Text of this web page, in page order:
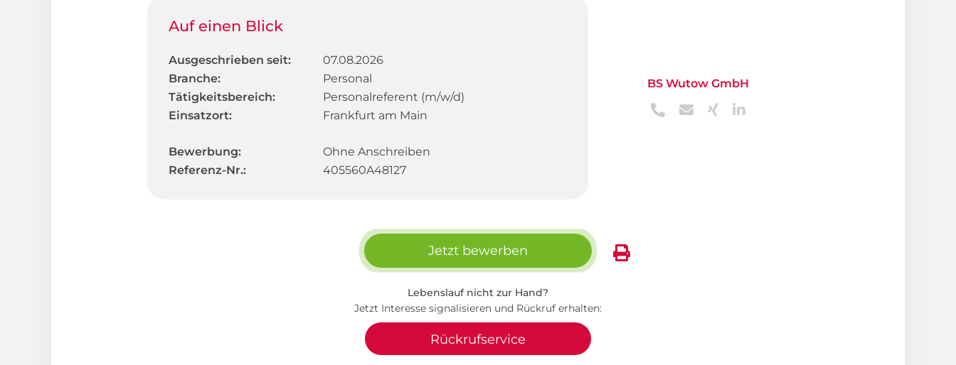
Auf einen Blick
Ausgeschrieben seit:
07.08.2026
Branche:
Personal
Tätigkeitsbereich:
Personalreferent (m/w/d)
Einsatzort:
Frankfurt am Main
Bewerbung:
Ohne Anschreiben
Referenz-Nr.:
405560A48127
BS Wutow GmbH
Jetzt bewerben
Lebenslauf nicht zur Hand?
Jetzt Interesse signalisieren und Rückruf erhalten:
Rückrufservice